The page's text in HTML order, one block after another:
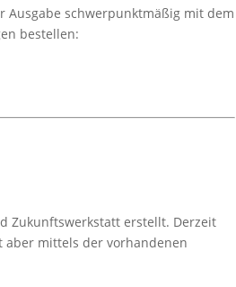
Ausgabe schwerpunktmäßig mit dem
bestellen:
Zukunftswerkstatt erstellt. Derzeit
aber mittels der vorhandenen